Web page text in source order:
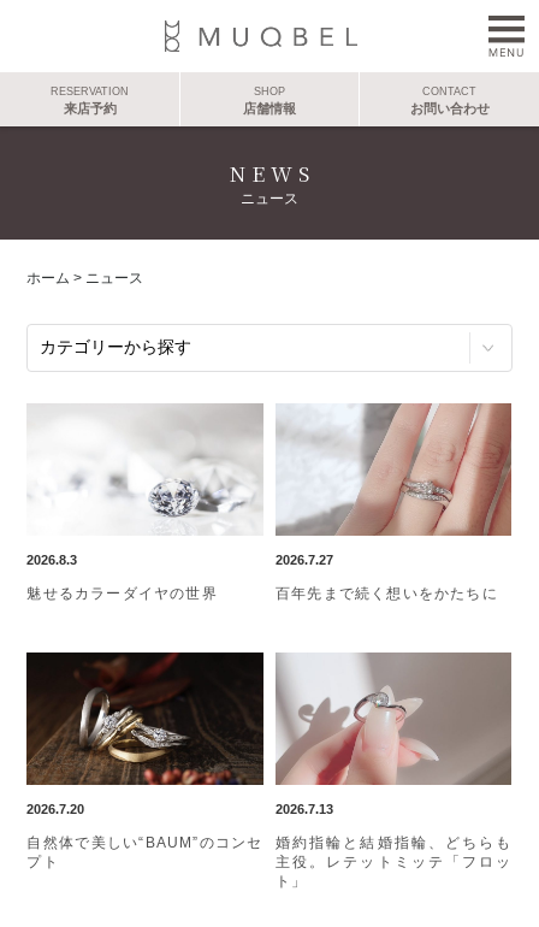
RESERVATION
来店予約
SHOP
店舗情報
CONTACT
お問い合わせ
NEWS
ニュース
ホーム > ニュース
2026.8.3
魅せるカラーダイヤの世界
2026.7.27
百年先まで続く想いをかたちに
2026.7.20
自然体で美しい“BAUM”のコンセ
プト
2026.7.13
婚約指輪と結婚指輪、どちらも
主役。レテットミッテ「フロッ
ト」